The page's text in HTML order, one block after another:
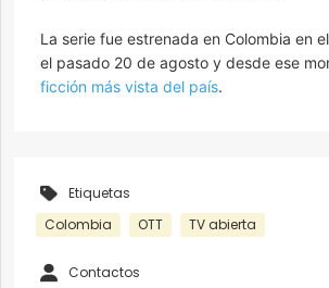
La serie fue estrenada en Colombia en
el pasado 20 de agosto y desde ese
ficción más vista del país.
Etiquetas
Colombia
OTT TV abierta
Contactos